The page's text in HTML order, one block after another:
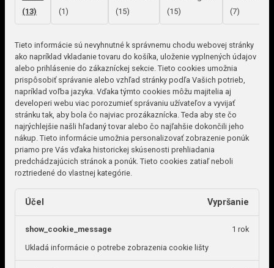
(13)
(1)
(15)
(15)
(7)
Tieto informácie sú nevyhnutné k správnemu chodu webovej stránky
ako napríklad vkladanie tovaru do košíka, uloženie vyplnených údajov
alebo prihlásenie do zákazníckej sekcie. Tieto cookies umožnia
prispôsobiť správanie alebo vzhľad stránky podľa Vašich potrieb,
napríklad voľba jazyka. Vďaka týmto cookies môžu majitelia aj
developeri webu viac porozumieť správaniu užívateľov a vyvijať
stránku tak, aby bola čo najviac prozákaznícka. Teda aby ste čo
najrýchlejšie našli hľadaný tovar alebo čo najľahšie dokončili jeho
nákup. Tieto informácie umožnia personalizovať zobrazenie ponúk
priamo pre Vás vďaka historickej skúsenosti prehliadania
predchádzajúcich stránok a ponúk. Tieto cookies zatiaľ neboli
roztriedené do vlastnej kategórie.
Účel Vypršanie
show_cookie_message
Ukladá informácie o potrebe zobrazenia cookie lišty
1 rok